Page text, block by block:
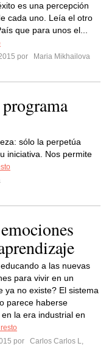
es una percepción
cada uno. Leía el otro
que para unos el...
por
Maria Mikhailova
sólo la perpetúa
iniciativa. Nos permite
a las nuevas
para vivir en un
ya no existe? El sistema
parece haberse
la era industrial en
por
Carlos Carlos L,